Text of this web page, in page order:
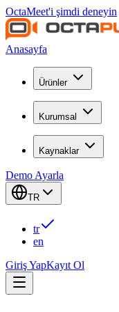
OctaMeet'i şimdi deneyin
Anasayfa
Ürünler
Kurumsal
Kaynaklar
Demo Ayarla
TR
tr
en
Giriş YapKayıt Ol